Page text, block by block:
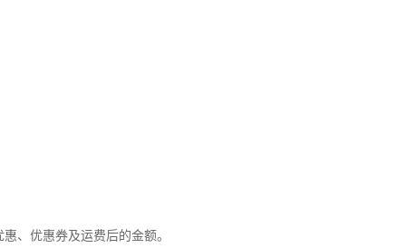
、优惠券及运费后的金额。